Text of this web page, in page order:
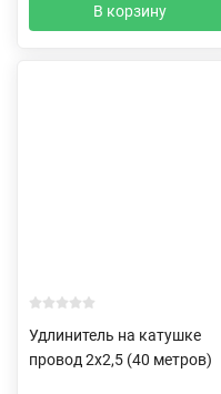
В корзину
Удлинитель на катушке
провод 2х2,5 (40 метров)